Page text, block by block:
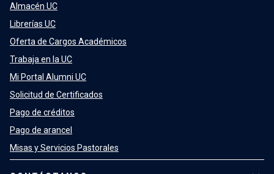
Almacén UC
Librerías UC
Oferta de Cargos Académicos
Trabaja en la UC
Mi Portal Alumni UC
Solicitud de Certificados
Pago de créditos
Pago de arancel
Misas y Servicios Pastorales